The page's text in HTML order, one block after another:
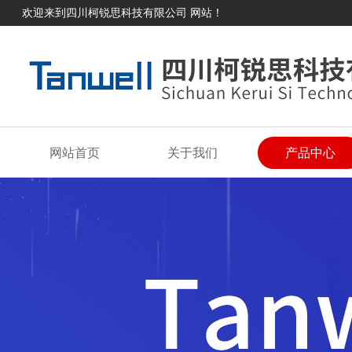
欢迎来到四川柯锐思科技有限公司 网站！
网站首页 关于我们 产品中心